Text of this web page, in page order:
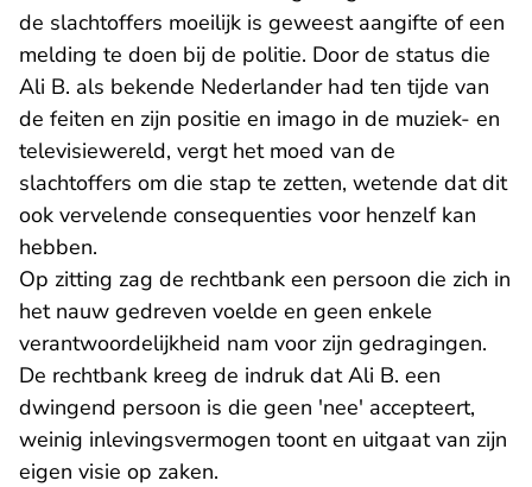
de slachtoffers moeilijk is geweest aangifte of een
melding te doen bij de politie. Door de status die
Ali B. als bekende Nederlander had ten tijde van
de feiten en zijn positie en imago in de muziek- en
televisiewereld, vergt het moed van de
slachtoffers om die stap te zetten, wetende dat dit
ook vervelende consequenties voor henzelf kan
hebben.
Op zitting zag de rechtbank een persoon die zich in
het nauw gedreven voelde en geen enkele
verantwoordelijkheid nam voor zijn gedragingen.
De rechtbank kreeg de indruk dat Ali B. een
dwingend persoon is die geen 'nee' accepteert,
weinig inlevingsvermogen toont en uitgaat van zijn
eigen visie op zaken.